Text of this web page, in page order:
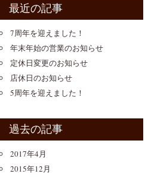
最近の記事
7周年を迎えました！
年末年始の営業のお知らせ
定休日変更のお知らせ
店休日のお知らせ
5周年を迎えました！
過去の記事
2017年4月
2015年12月